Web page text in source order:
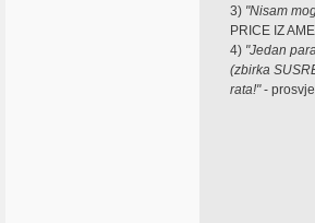
3) "Nisam
PRICE IZ
4) "Jedan
(zbirka
rata!"-